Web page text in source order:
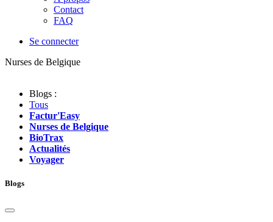
Contact
FAQ
Se connecter
Nurses de Belgique
Blogs :
Tous
Factur'Easy
Nurses de Belgique
BioTrax
Actualités
Voyager
Blogs